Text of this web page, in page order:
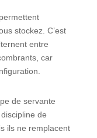
stockez. C’est
entre
car
de servante
de
ils ne remplacent